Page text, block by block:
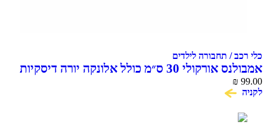
כלי רכב / תחבורה לילדים
אמבולנס אורקולי 30 ס״מ כולל אלונקה יורה דיסקיות
DICKIE TOYS
₪ 99.00
לקניה